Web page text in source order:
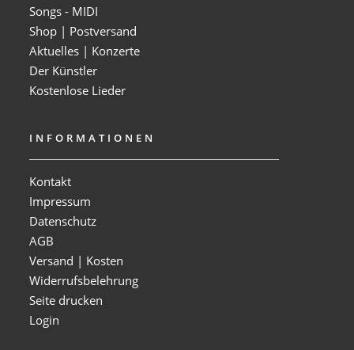
Songs - MIDI
Shop | Postversand
Aktuelles | Konzerte
Der Künstler
Kostenlose Lieder
INFORMATIONEN
Kontakt
Impressum
Datenschutz
AGB
Versand | Kosten
Widerrufsbelehrung
Seite drucken
Login